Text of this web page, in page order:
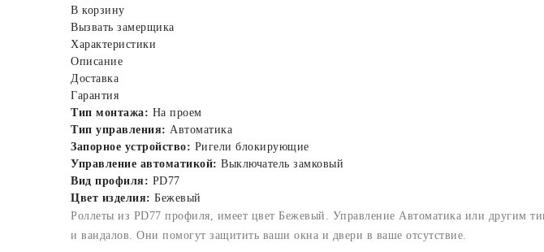
В корзину
Вызвать замерщика
Характеристики
Описание
Доставка
Гарантия
Тип монтажа: На проем
Тип управления: Автоматика
Запорное устройство: Ригели блокирующие
Управление автоматикой: Выключатель замковый
Вид профиля: PD77
Цвет изделия: Бежевый
Роллеты из PD77 профиля, имеет цвет Бежевый. Управление Автоматика или другим
и вандалов. Они помогут защитить ваши окна и двери в ваше отсутствие.